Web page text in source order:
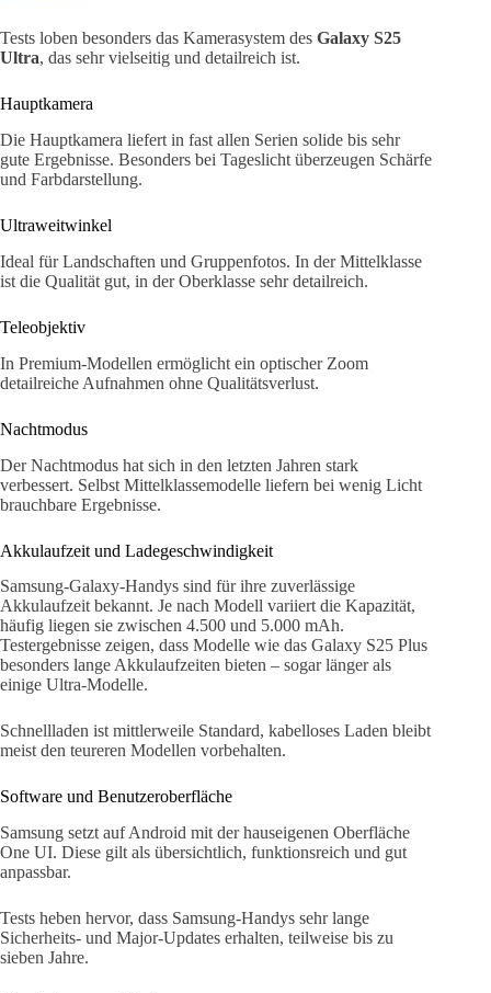
Tests loben besonders das Kamerasystem des Galaxy S25
Ultra, das sehr vielseitig und detailreich ist.
Hauptkamera
Die Hauptkamera liefert in fast allen Serien solide bis sehr
gute Ergebnisse. Besonders bei Tageslicht überzeugen Schärfe
und Farbdarstellung.
Ultraweitwinkel
Ideal für Landschaften und Gruppenfotos. In der Mittelklasse
ist die Qualität gut, in der Oberklasse sehr detailreich.
Teleobjektiv
In Premium-Modellen ermöglicht ein optischer Zoom
detailreiche Aufnahmen ohne Qualitätsverlust.
Nachtmodus
Der Nachtmodus hat sich in den letzten Jahren stark
verbessert. Selbst Mittelklassemodelle liefern bei wenig Licht
brauchbare Ergebnisse.
Akkulaufzeit und Ladegeschwindigkeit
Samsung-Galaxy-Handys sind für ihre zuverlässige
Akkulaufzeit bekannt. Je nach Modell variiert die Kapazität,
häufig liegen sie zwischen 4.500 und 5.000 mAh.
Testergebnisse zeigen, dass Modelle wie das Galaxy S25 Plus
besonders lange Akkulaufzeiten bieten – sogar länger als
einige Ultra-Modelle.
Schnellladen ist mittlerweile Standard, kabelloses Laden bleibt
meist den teureren Modellen vorbehalten.
Software und Benutzeroberfläche
Samsung setzt auf Android mit der hauseigenen Oberfläche
One UI. Diese gilt als übersichtlich, funktionsreich und gut
anpassbar.
Tests heben hervor, dass Samsung-Handys sehr lange
Sicherheits- und Major-Updates erhalten, teilweise bis zu
sieben Jahre.